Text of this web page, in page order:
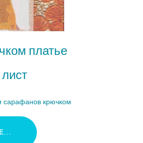
платье
сарафанов крючком